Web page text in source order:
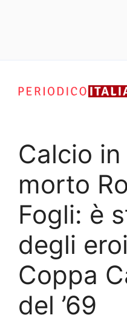
contenuto
Calcio
morto
Fogli: è
degli
Coppa
del ’69